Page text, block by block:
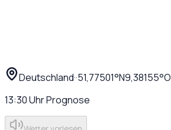
Deutschland··51,77501°N9,38155°O
13:30UhrPrognose